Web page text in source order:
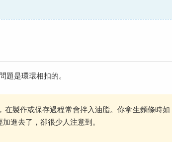
是環環相扣的。
製作或保存過程常會拌入油脂。你拿生麵條時如
進去了，卻很少人注意到。